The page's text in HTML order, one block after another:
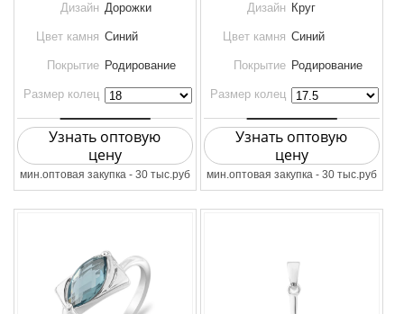
Дизайн Дорожки
Цвет камня Синий
Покрытие Родирование
Размер колец
Узнать оптовую
цену
мин.оптовая закупка - 30 тыс.руб
Дизайн Круг
Цвет камня Синий
Покрытие Родирование
Размер колец
Узнать оптовую
цену
мин.оптовая закупка - 30 тыс.руб